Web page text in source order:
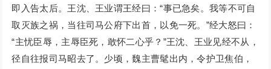
即入告太后。王沈、王业谓王经曰：“事已急矣。我等不可自
取灭族之祸，当往司马公府下出首，以免一死。”经大怒曰：
“主忧臣辱，主辱臣死，敢怀二心乎？”王沈、王业见经不从，
径自往报司马昭去了。少顷，魏主曹髦出内，令护卫焦伯，